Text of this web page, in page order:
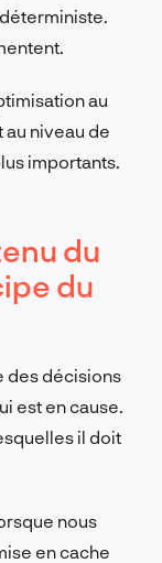
au
au niveau de
importants.
du
du
des décisions
est en cause.
il doit
nous
en cache